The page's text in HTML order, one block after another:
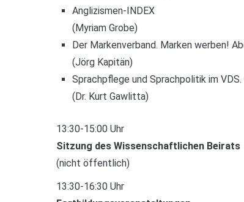
Anglizismen-INDEX
(Myriam Grobe)
Der Markenverband. Marken werben!
(Jörg Kapitän)
Sprachpflege und Sprachpolitik im
(Dr. Kurt Gawlitta)
13:30-15:00 Uhr
Sitzung des Wissenschaftlichen Beirats
(nicht öffentlich)
13:30-16:30 Uhr